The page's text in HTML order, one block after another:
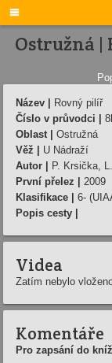

Ostružná
Název |
Rovný pilí­ř
Číslo v průvodci |
Oblast |
Ostružná
Věž |
U Nádraží­
Autor |
P. Krsička,
První přelez |
2009
Klasifikace |
6-
Popis cesty |
Videa
Zatím nebylo
Komentáře
Pro zapsání do